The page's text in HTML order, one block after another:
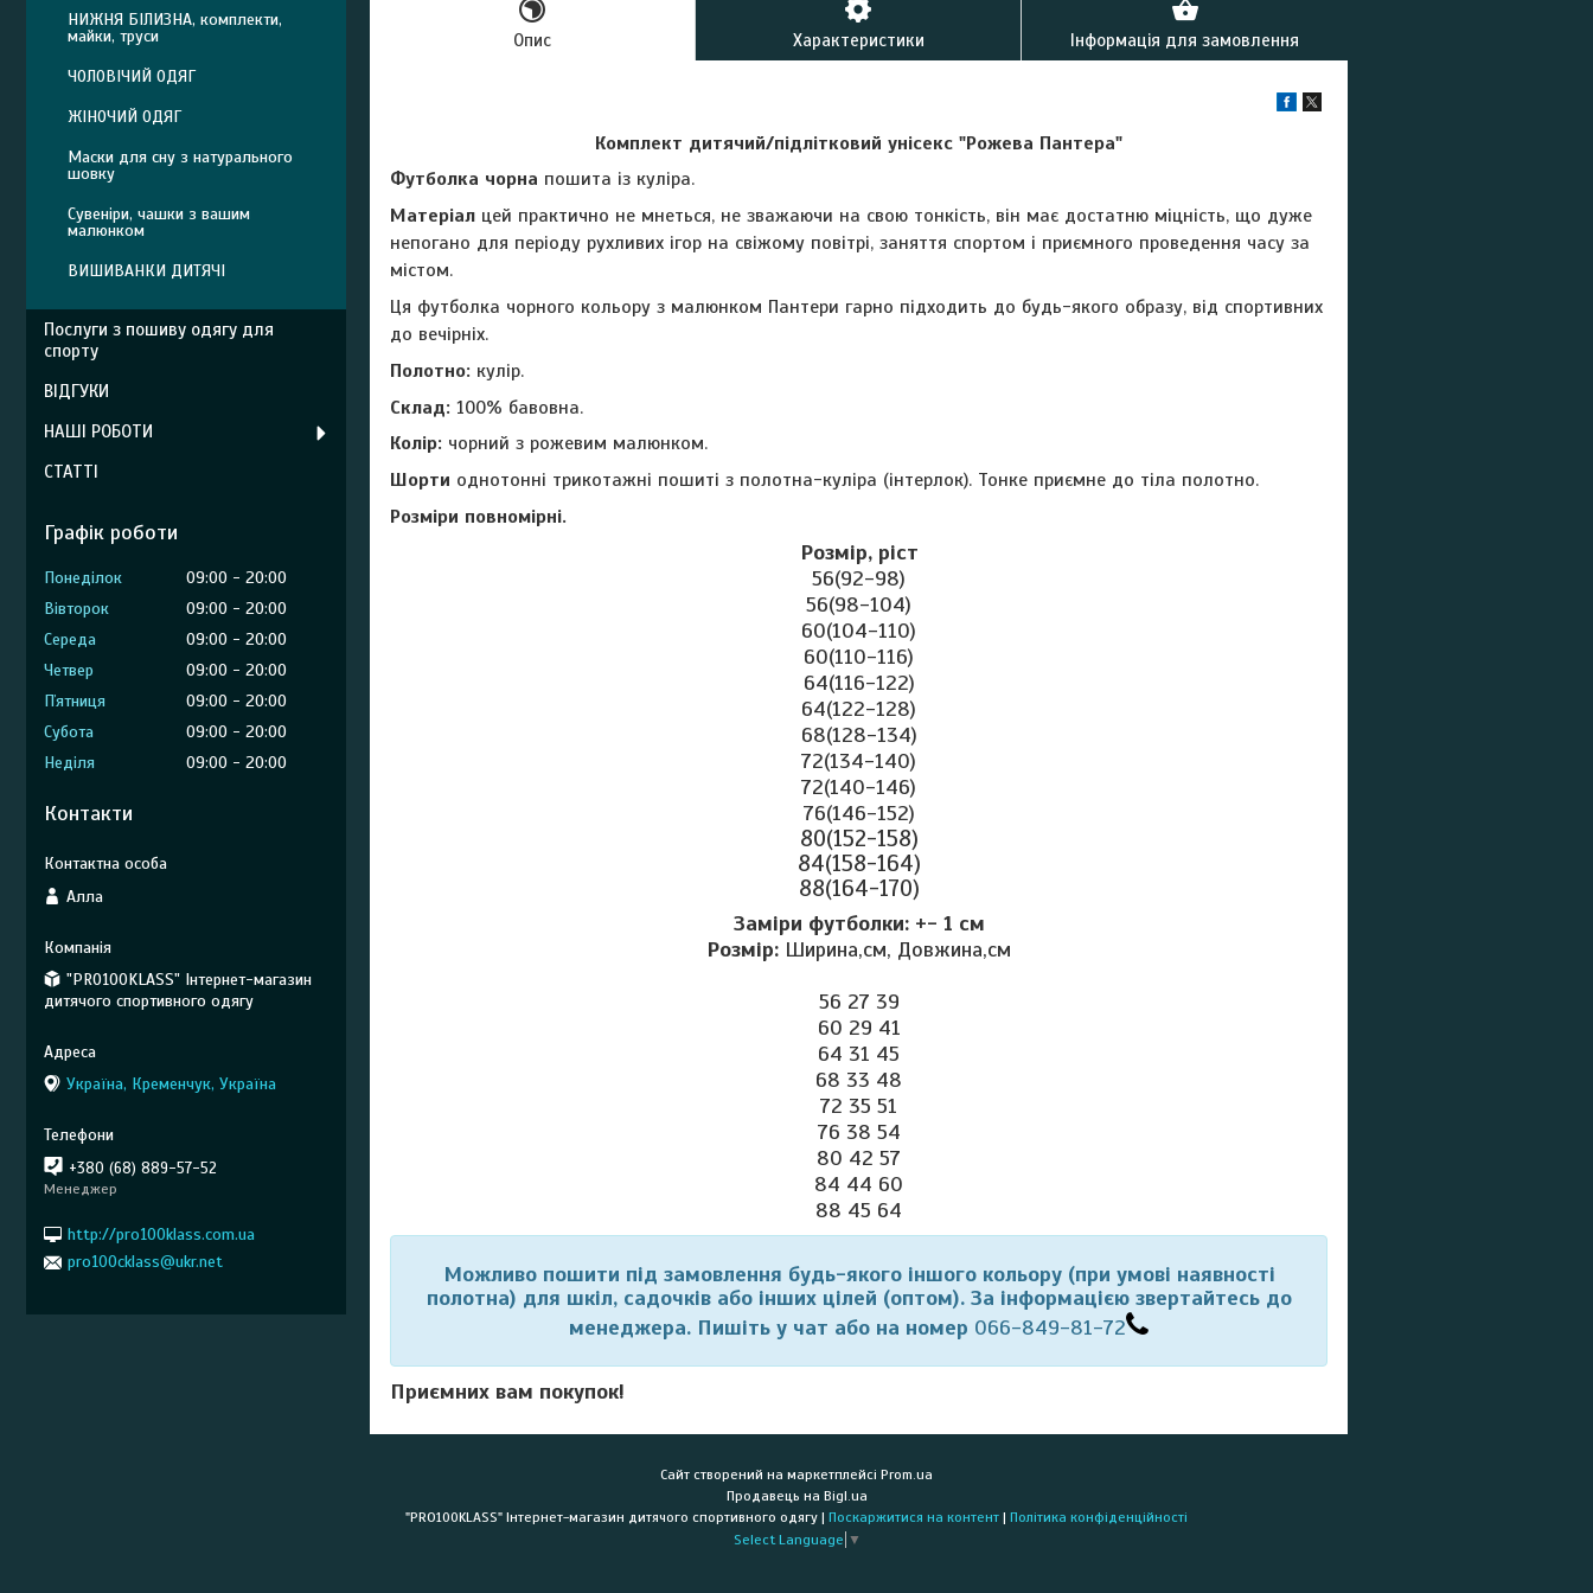
Опис Характеристики Інформація для замовлення
Комплект дитячий/підлітковий унісекс "Рожева Пантера"
Футболка чорна пошита із куліра.
Матеріал цей практично не мнеться, не зважаючи на свою тонкість, він має достатню міцність, що дуже
непогано для періоду рухливих ігор на свіжому повітрі, заняття спортом і приємного проведення часу за
містом.
Ця футболка чорного кольору з малюнком Пантери гарно підходить до будь-якого образу, від спортивних
до вечірніх.
Полотно: кулір.
Склад: 100% бавовна.
Колір: чорний з рожевим малюнком.
Шорти однотонні трикотажні пошиті з полотна-куліра (інтерлок). Тонке приємне до тіла полотно.
Розміри повномірні.
Розмір, ріст
56(92-98)
56(98-104)
60(104-110)
60(110-116)
64(116-122)
64(122-128)
68(128-134)
72(134-140)
72(140-146)
76(146-152)
80(152-158)
84(158-164)
88(164-170)
Заміри футболки: +- 1 см
Розмір: Ширина,см, Довжина,см
56 27 39
60 29 41
64 31 45
68 33 48
72 35 51
76 38 54
80 42 57
84 44 60
88 45 64
Можливо пошити під замовлення будь-якого іншого кольору (при умові наявності
полотна) для шкіл, садочків або інших цілей (оптом). За інформацією звертайтесь до
менеджера. Пишіть у чат або на номер 066-849-81-72
Приємних вам покупок!
НИЖНЯ БІЛИЗНА, комплекти,
майки, труси
ЧОЛОВІЧИЙ ОДЯГ
ЖІНОЧИЙ ОДЯГ
Маски для сну з натурального
шовку
Сувеніри, чашки з вашим
малюнком
ВИШИВАНКИ ДИТЯЧІ
Послуги з пошиву одягу для
спорту
ВІДГУКИ
НАШІ РОБОТИ
СТАТТІ
Графік роботи
Понеділок 09:00
20:00
Вівторок
09:00
20:00
Середа
09:00
20:00
Четвер
09:00
20:00
Пʼятниця
09:00
20:00
Субота
09:00
20:00
Неділя
09:00 20:00
Контакти
Алла
"PRO100KLASS" Інтернет-магазин
дитячого спортивного одягу
Україна, Кременчук, Україна
+380 (68) 889-57-52
Менеджер
http://pro100klass.com.ua
pro100cklass@ukr.net
Сайт створений на маркетплейсі Prom.ua
Продавець на Bigl.ua
"PRO100KLASS" Інтернет-магазин дитячого спортивного одягу | Поскаржитися на контент | Політика конфіденційності
Select Language ▼